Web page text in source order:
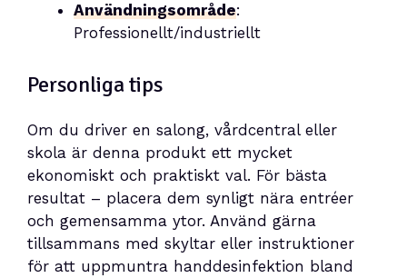
Användningsområde:
Professionellt/industriellt
Personliga tips
Om du driver en salong, vårdcentral eller
skola är denna produkt ett mycket
ekonomiskt och praktiskt val. För bästa
resultat – placera dem synligt nära entréer
och gemensamma ytor. Använd gärna
tillsammans med skyltar eller instruktioner
för att uppmuntra handdesinfektion bland